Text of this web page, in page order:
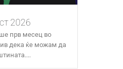
2026
прв месец во
дека ќе можам да